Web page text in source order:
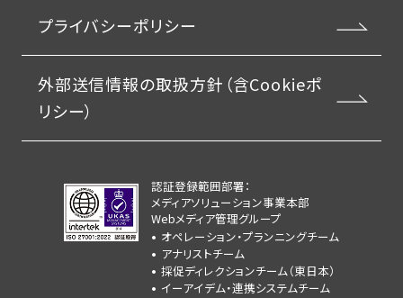
プライバシーポリシー
外部送信情報の取扱方針（含Cookieポ
リシー）
認証登録範囲部署：
メディアソリューション事業本部
Webメディア管理グループ
オペレーション・プランニングチーム
アナリストチーム
採促ディレクションチーム（東日本）
イーアイデム・連携システムチーム